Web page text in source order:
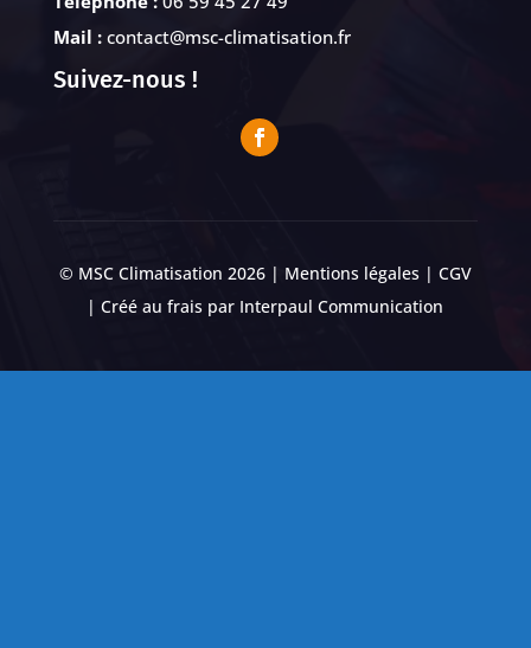
Mail :contact@msc-climatisation.fr
Suivez-nous !
© MSC Climatisation 2026 | Mentions légales| CGV
| Créé au frais par Interpaul Communication